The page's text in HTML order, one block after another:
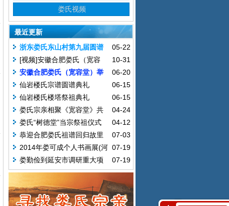
娄氏视频
最近更新
05-22
浙东娄氏东山村第九届圆谱
庆典仪式活动2017.04.15
10-31
[视频]安徽合肥娄氏（宽容
堂）宗谱二修颁谱庆典
06-20
安徽合肥娄氏（宽容堂）举
行迎谱暨二修一周年纪念活动
2017.6.18
06-15
仙岩楼氏宗谱圆谱典礼
06-15
仙岩楼氏楼塔祭祖典礼
04-24
娄氏宗亲相聚《宽容堂》共
商家谱之事2017.4.22
04-12
娄氏“树德堂”当宗祭祖仪式
【南京江浦2017.04.03】
07-03
恭迎合肥娄氏祖谱回归故里
大典暨合肥娄氏修谱理事会成立揭
牌仪式
07-19
2014年娄可成个人书画展(河
池站)暨藏友答谢会
07-19
娄勤俭到延安市调研重大项
目建设